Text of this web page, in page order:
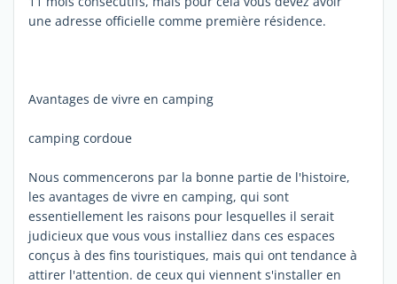
une adresse officielle comme première résidence.
Avantages de vivre en camping
camping cordoue
Nous commencerons par la bonne partie de l'histoire,
les avantages de vivre en camping, qui sont
essentiellement les raisons pour lesquelles il serait
judicieux que vous vous installiez dans ces espaces
conçus à des fins touristiques, mais qui ont tendance à
attirer l'attention. de ceux qui viennent s'installer en